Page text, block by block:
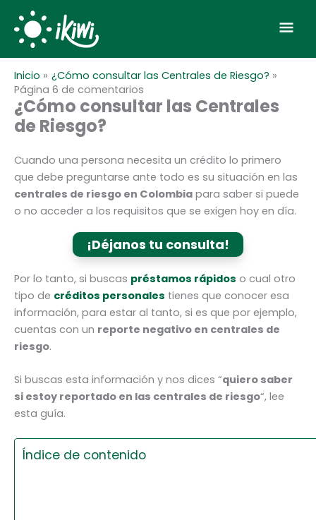
contenido
Inicio
¿Cómo consultar las Centrales de Riesgo?
Página 6 de comentarios
¿Cómo consultar las Centrales
de Riesgo?
Cuando una persona necesita un crédito lo primero
que debe preguntarse ante todo es su situación en las
centrales de riesgo en Colombia para saber si puede
o no acceder a los requisitos que se exigen hoy en día.
¡Déjanos tu consulta!
Por lo tanto, si buscas préstamos rápidos o cual otro
tipo de créditos personales tienes que conocer esa
información, para estar al tanto, si es que por ejemplo,
cuentas con un reporte negativo en centrales de
riesgo.
Si buscas esta información y nos dices “quiero saber
si estoy reportado en las centrales de riesgo“, lee
esta guía.
Índice de contenido
Nuevos
Nuevos